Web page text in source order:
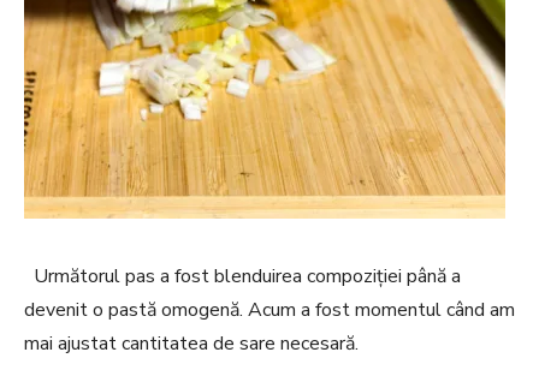
Următorul pas a fost blenduirea compoziției până a
devenit o pastă omogenă. Acum a fost momentul când am
mai ajustat cantitatea de sare necesară.